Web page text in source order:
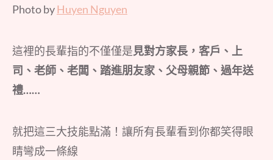
Photo byHuyen Nguyen
這裡的長輩指的不僅僅是見對方家長，客戶、上
司、老師、老闆、踏進朋友家、父母親節、過年送
禮……
就把這三大技能點滿！讓所有長輩看到你都笑得眼
睛彎成一條線